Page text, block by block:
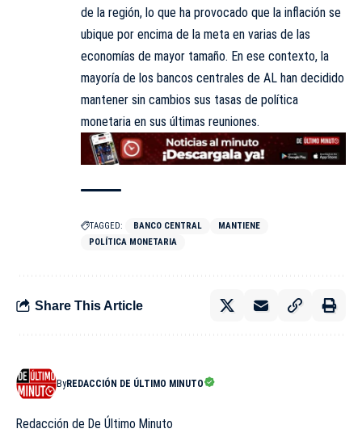
de la región, lo que ha provocado que la inflación se
ubique por encima de la meta en varias de las
economías de mayor tamaño. En ese contexto, la
mayoría de los bancos centrales de AL han decidido
mantener sin cambios sus tasas de política
monetaria en sus últimas reuniones.
TAGGED: BANCO CENTRAL
MANTIENE
POLÍTICA MONETARIA
Share This Article
ByREDACCIÓN DE ÚLTIMO MINUTO
Redacción de De Último Minuto